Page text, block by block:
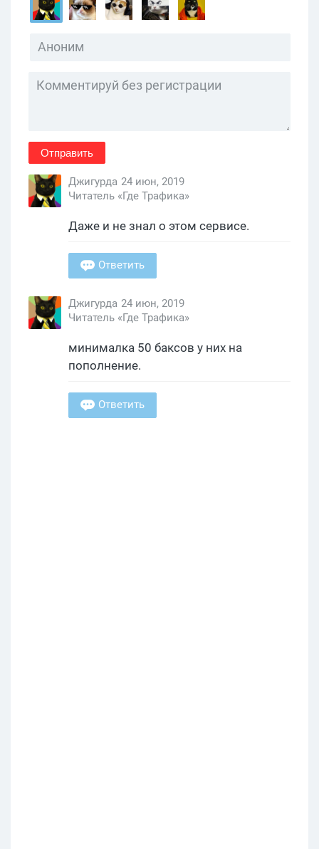
Отправить
Джигурда 24 июн, 2019
Читатель «Где Трафика»
Даже и не знал о этом сервисе.
Ответить
Джигурда 24 июн, 2019
Читатель «Где Трафика»
минималка 50 баксов у них на
пополнение.
Ответить